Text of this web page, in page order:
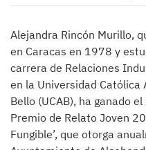
Alejandra Rincón Murillo,
en Caracas en 1978 y
carrera de Relaciones
en la Universidad Católica
Bello (UCAB), ha ganado
Premio de Relato Joven
Fungible’, que otorga